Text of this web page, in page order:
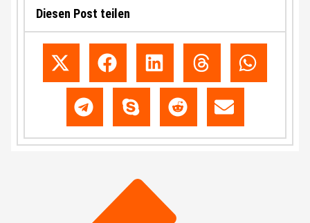
Diesen Post teilen